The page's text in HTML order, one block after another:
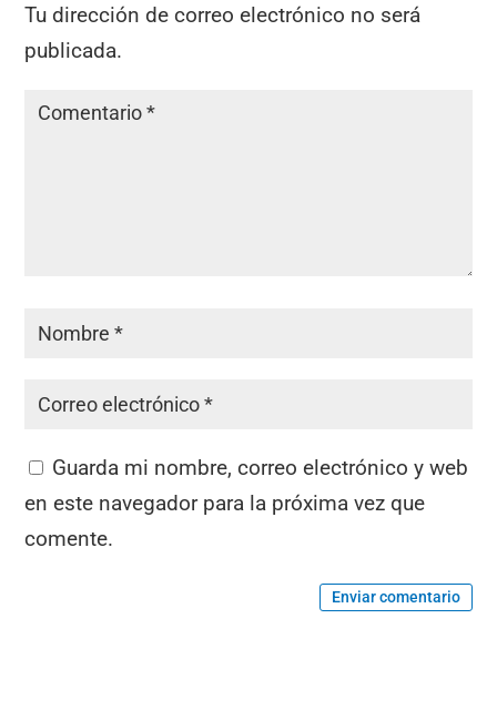
Tu dirección de correo electrónico no será
publicada.
Guarda mi nombre, correo electrónico y web
en este navegador para la próxima vez que
comente.
Enviar comentario